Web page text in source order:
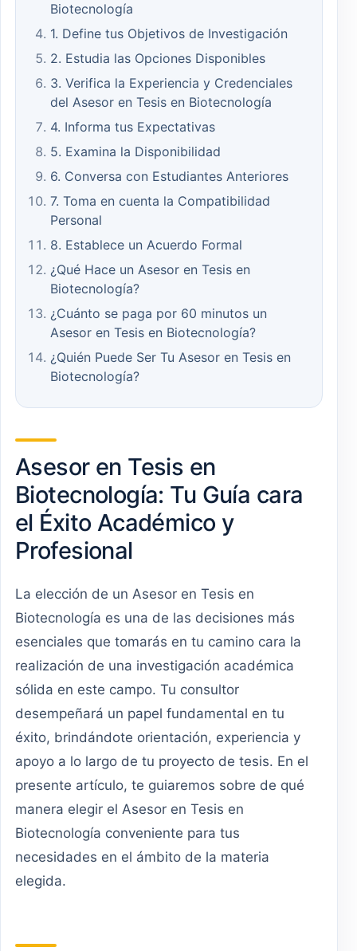
Biotecnología
1. Define tus Objetivos de Investigación
2. Estudia las Opciones Disponibles
3. Verifica la Experiencia y Credenciales
del Asesor en Tesis en Biotecnología
4. Informa tus Expectativas
5. Examina la Disponibilidad
6. Conversa con Estudiantes Anteriores
7. Toma en cuenta la Compatibilidad
Personal
8. Establece un Acuerdo Formal
¿Qué Hace un Asesor en Tesis en
Biotecnología?
¿Cuánto se paga por 60 minutos un
Asesor en Tesis en Biotecnología?
¿Quién Puede Ser Tu Asesor en Tesis en
Biotecnología?
Asesor en Tesis en
Biotecnología: Tu Guía cara
el Éxito Académico y
Profesional
La elección de un Asesor en Tesis en
Biotecnología es una de las decisiones más
esenciales que tomarás en tu camino cara la
realización de una investigación académica
sólida en este campo. Tu consultor
desempeñará un papel fundamental en tu
éxito, brindándote orientación, experiencia y
apoyo a lo largo de tu proyecto de tesis. En el
presente artículo, te guiaremos sobre de qué
manera elegir el Asesor en Tesis en
Biotecnología conveniente para tus
necesidades en el ámbito de la materia
elegida.